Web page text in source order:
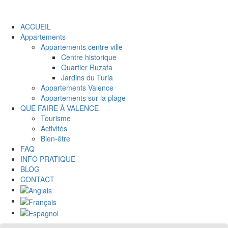
ACCUEIL
Appartements
Appartements centre ville
Centre historique
Quartier Ruzafa
Jardins du Turia
Appartements Valence
Appartements sur la plage
QUE FAIRE À VALENCE
Tourisme
Activités
Bien-être
FAQ
INFO PRATIQUE
BLOG
CONTACT